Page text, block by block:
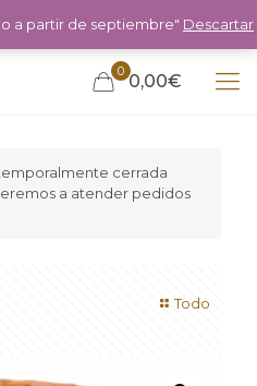
0 0,00€
cerrada
a atender pedidos
Todo
a partir de septiembre" Descartar